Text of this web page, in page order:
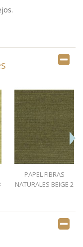
PAPEL FIBRAS
NATURALES BEIGE 2